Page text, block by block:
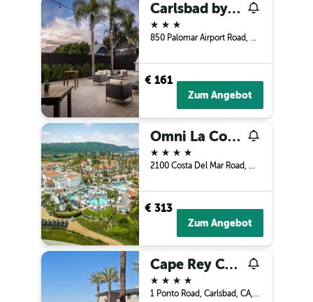
Carlsbad by the Sea Hotel, Carlsbad, Series By Marriott
3 Sterne
850 Palomar Airport Road, Carlsbad, CA, USA
€ 161
Zum Angebot
Omni La Costa Resort & Spa Carlsbad
4 Sterne
2100 Costa Del Mar Road, Carlsbad, CA, USA
€ 313
Zum Angebot
Cape Rey Carlsbad Beach, a Hilton Resort and Spa
4 Sterne
1 Ponto Road, Carlsbad, CA, USA